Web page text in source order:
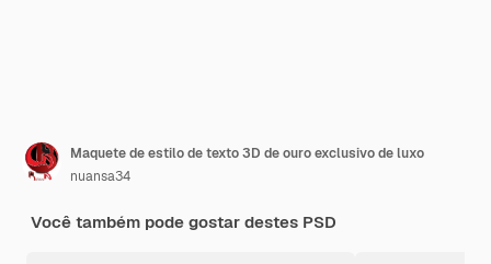
Maquete de estilo de texto 3D de ouro exclusivo de luxo
nuansa34
Você também pode gostar destes PSD